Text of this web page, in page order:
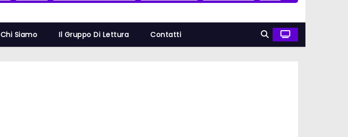
Chi Siamo Il Gruppo Di Lettura Contatti